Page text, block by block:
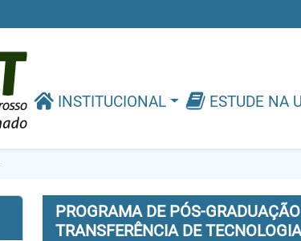
INSTITUCIONAL
ESTUDE NA
PROGRAMA DE PÓS-
TRANSFERÊNCIA DE